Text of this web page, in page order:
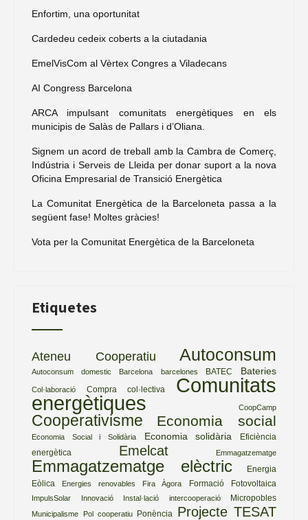
Enfortim, una oportunitat
Cardedeu cedeix coberts a la ciutadania
EmelVisCom al Vèrtex Congres a Viladecans
AI Congress Barcelona
ARCA impulsant comunitats energètiques en els
municipis de Salàs de Pallars i d’Oliana.
Signem un acord de treball amb la Cambra de Comerç,
Indústria i Serveis de Lleida per donar suport a la nova
Oficina Empresarial de Transició Energètica
La Comunitat Energètica de la Barceloneta passa a la
següent fase! Moltes gràcies!
Vota per la Comunitat Energètica de la Barceloneta
Etiquetes
Ateneu Cooperatiu Autoconsum
Autoconsum domestic Barcelona barcelones BATEC Bateries
Col·laboració Compra col·lectiva Comunitats
energètiques CoopCamp
Cooperativisme Economia social
Economia Social i Solidària Economia solidària
Eficiència
energètica
Emelcat Emmagatzematge
Emmagatzematge elèctric
Energia
Eòlica
Energies renovables Fira Àgora Formació Fotovoltaica
ImpulsSolar Innovació Instal·lació intercooperació Micropobles
Municipalisme Pol cooperatiu Ponència Projecte TESAT